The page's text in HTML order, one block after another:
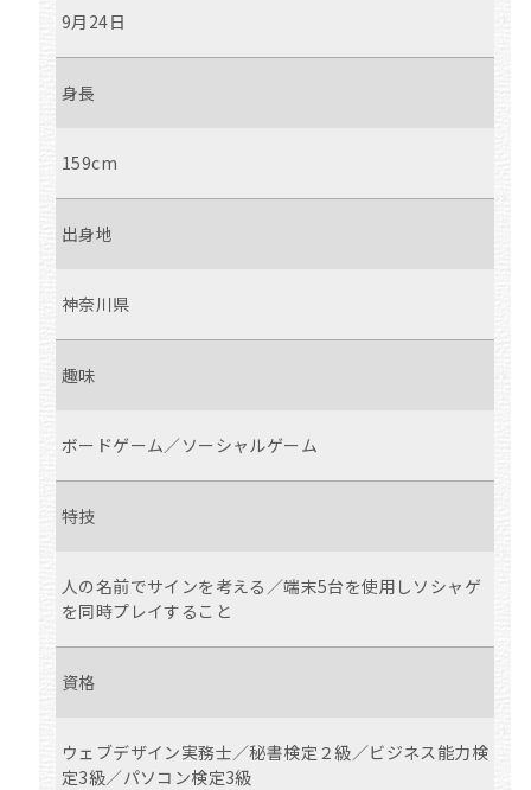
9月24日
身長
159cm
出身地
神奈川県
趣味
ボードゲーム／ソーシャルゲーム
特技
人の名前でサインを考える／端末5台を使用しソシャゲ
を同時プレイすること
資格
ウェブデザイン実務士／秘書検定２級／ビジネス能力検
定3級／パソコン検定3級